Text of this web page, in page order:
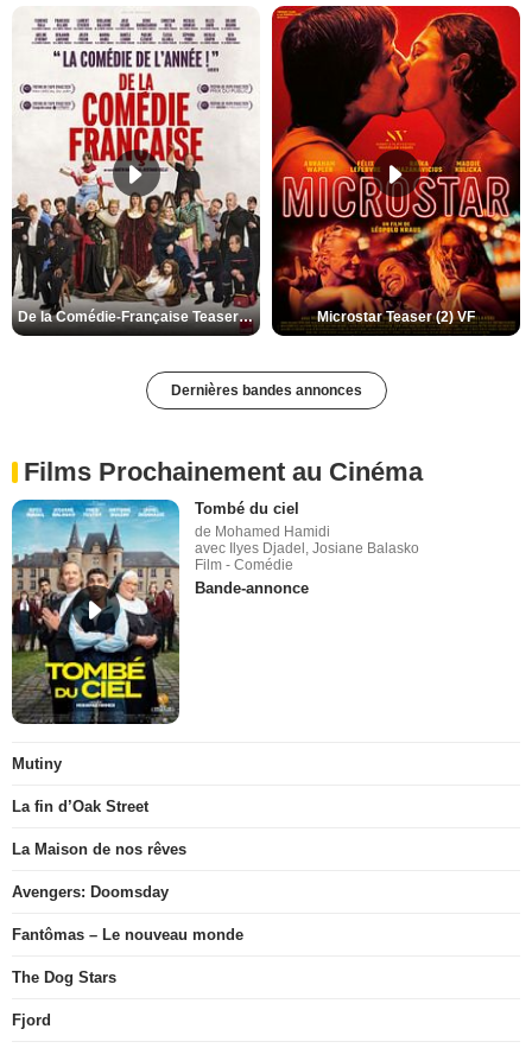
De la Comédie-Française Teaser (3) VF Microstar Teaser (2) VF
Dernières bandes annonces
Films Prochainement au Cinéma
Tombé du ciel
de Mohamed Hamidi
avec Ilyes Djadel, Josiane Balasko
Film - Comédie
Bande-annonce
Mutiny
La fin d’Oak Street
La Maison de nos rêves
Avengers: Doomsday
Fantômas – Le nouveau monde
The Dog Stars
Fjord